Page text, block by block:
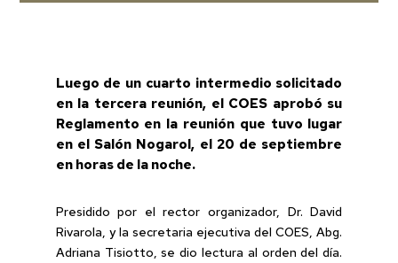
Luego de un cuarto intermedio solicitado
en la tercera reunión, el COES aprobó su
Reglamento en la reunión que tuvo lugar
en el Salón Nogarol, el 20 de septiembre
en horas de la noche.
Presidido por el rector organizador, Dr. David
Rivarola, y la secretaria ejecutiva del COES, Abg.
Adriana Tisiotto, se dio lectura al orden del día.